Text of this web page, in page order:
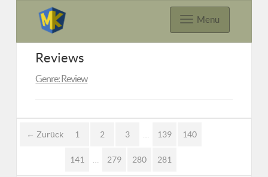
Menu
Reviews
Genre: Review
← Zurück 1 2 3 … 139 140
141 … 279 280 281